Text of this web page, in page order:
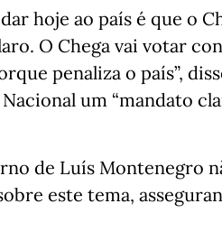
hoje ao país é que o
O Chega vai votar
penaliza o país”,
um “mandato
de Luís Montenegro
este tema,